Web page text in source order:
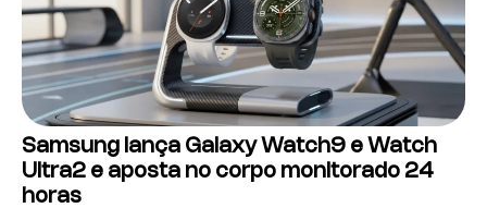
Samsung lança Galaxy Watch9 e Watch
Ultra2 e aposta no corpo monitorado 24
horas